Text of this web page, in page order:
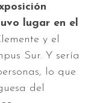
lugar en el
y el
Sur. Y sería
lo que
del